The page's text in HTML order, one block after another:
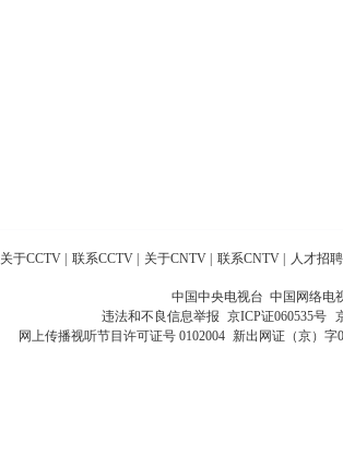
关于CCTV 联系CCTV 关于CNTV 联系CNTV 人才招聘
中国中央电视台 中国网络电
违法和不良信息举报 京ICP证060535号
网上传播视听节目许可证号 0102004 新出网证（京）